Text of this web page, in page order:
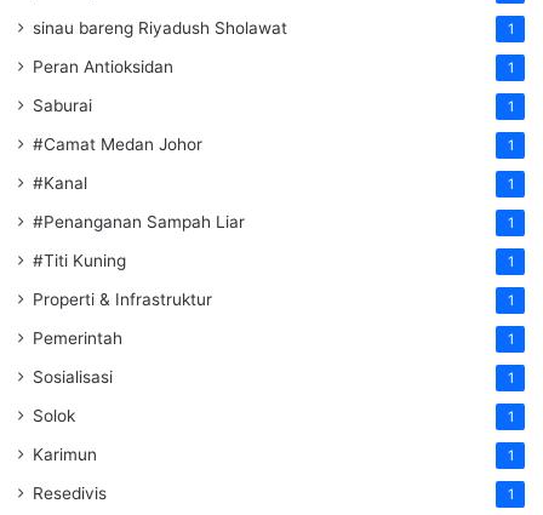
sinau bareng Riyadush Sholawat 1
Peran Antioksidan 1
Saburai 1
#Camat Medan Johor 1
#Kanal 1
#Penanganan Sampah Liar 1
#Titi Kuning 1
Properti & Infrastruktur 1
Pemerintah 1
Sosialisasi 1
Solok 1
Karimun 1
Resedivis 1